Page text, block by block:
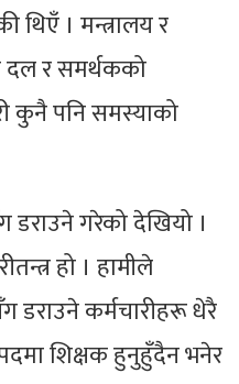
थिएँ । मन्त्रालय र
दल र समर्थकको
कुनै पनि समस्याको
डराउने गरेको देखियो ।
हो । हामीले
डराउने कर्मचारीहरू धेरै
शिक्षक हुनुहुँदैन भनेर